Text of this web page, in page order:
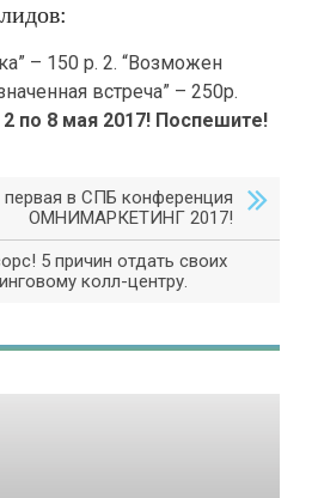
– 150 р. 2. “Возможен
встреча” – 250р.
по 8 мая 2017! Поспешите!
в СПБ конференция
ОМНИМАРКЕТИНГ 2017!
5 причин отдать своих
колл-центру.